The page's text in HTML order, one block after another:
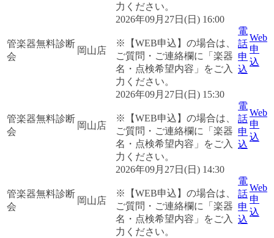
力ください。
管楽器無料診断
会
岡山店
2026年09月27日(日) 16:00
※【WEB申込】の場合は、
ご質問・ご連絡欄に「楽器
名・点検希望内容」をご入
力ください。
電
話
申
込
Web
申
込
管楽器無料診断
会
岡山店
2026年09月27日(日) 15:30
※【WEB申込】の場合は、
ご質問・ご連絡欄に「楽器
名・点検希望内容」をご入
力ください。
電
話
申
込
Web
申
込
管楽器無料診断
会
岡山店
2026年09月27日(日) 14:30
※【WEB申込】の場合は、
ご質問・ご連絡欄に「楽器
名・点検希望内容」をご入
力ください。
電
話
申
込
Web
申
込